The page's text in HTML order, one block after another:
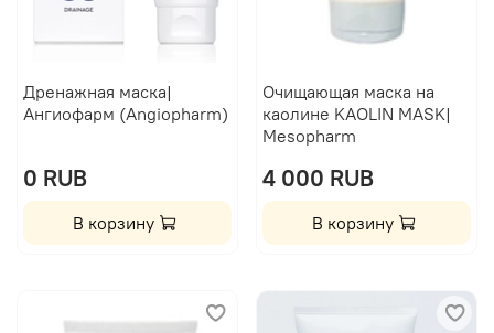
Дренажная маска|
Ангиофарм (Angiopharm)
0 RUB
В корзину
Очищающая маска на
каолине KAOLIN MASK|
Mesopharm
4 000 RUB
В корзину